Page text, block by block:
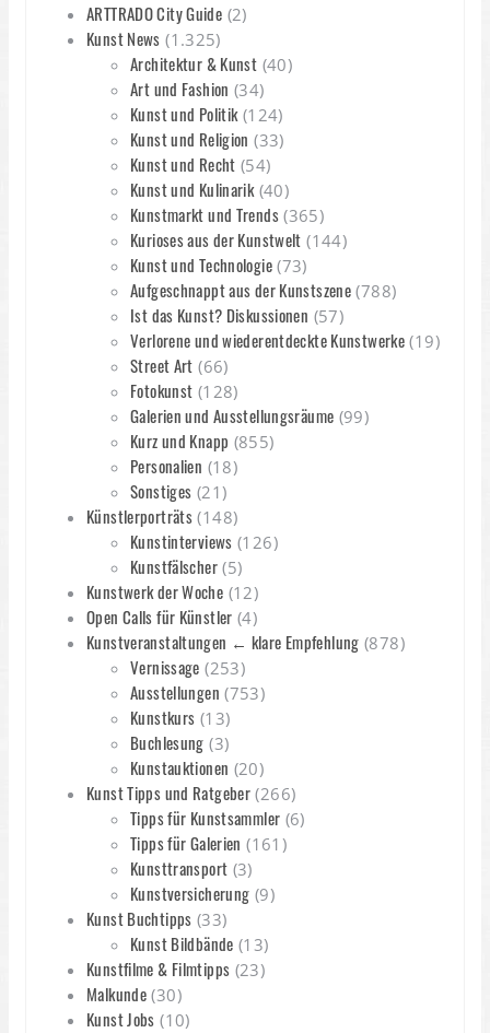
ARTTRADO City Guide (2)
Kunst News (1.325)
Architektur & Kunst (40)
Art und Fashion (34)
Kunst und Politik(124)
Kunst und Religion (33)
Kunst und Recht (54)
Kunst und Kulinarik(40)
Kunstmarkt und Trends(365)
Kurioses aus der Kunstwelt (144)
Kunst und Technologie(73)
Aufgeschnappt aus der Kunstszene (788)
Ist das Kunst? Diskussionen (57)
Verlorene und wiederentdeckte Kunstwerke (19)
Street Art (66)
Fotokunst (128)
Galerien und Ausstellungsräume (99)
Kurz und Knapp (855)
Personalien (18)
Sonstiges (21)
Künstlerporträts (148)
Kunstinterviews (126)
Kunstfälscher(5)
Kunstwerk der Woche (12)
Open Calls für Künstler (4)
Kunstveranstaltungen ← klare Empfehlung (878)
Vernissage (253)
Ausstellungen (753)
Kunstkurs (13)
Buchlesung (3)
Kunstauktionen (20)
Kunst Tipps und Ratgeber (266)
Tipps für Kunstsammler (6)
Tipps für Galerien (161)
Kunsttransport (3)
Kunstversicherung (9)
Kunst Buchtipps (33)
Kunst Bildbände (13)
Kunstfilme & Filmtipps (23)
Malkunde (30)
Kunst Jobs (10)